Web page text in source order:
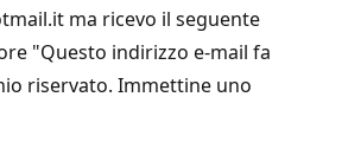
ma ricevo il seguente
"Questo indirizzo e-mail fa
riservato. Immettine uno